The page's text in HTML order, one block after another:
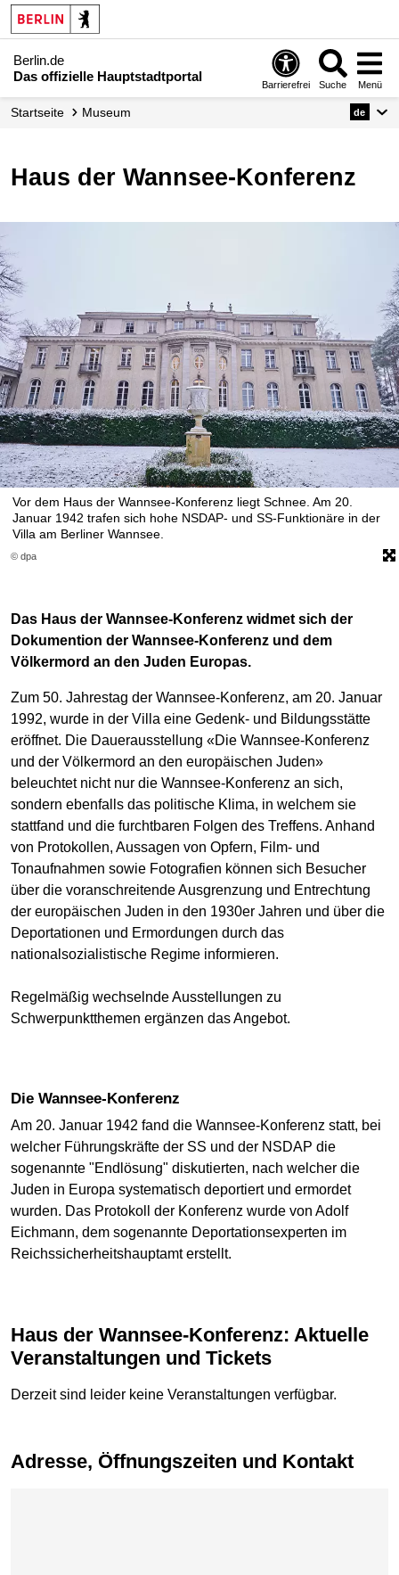
Berlin.de
Das offizielle Hauptstadtportal
Barrierefrei Suche Menü
Startseite Museum de
Haus der Wannsee-Konferenz
© dpa
Vor dem Haus der Wannsee-Konferenz liegt Schnee. Am 20.
Januar 1942 trafen sich hohe NSDAP- und SS-Funktionäre in der
Villa am Berliner Wannsee.
Das Haus der Wannsee-Konferenz widmet sich der
Dokumention der Wannsee-Konferenz und dem
Völkermord an den Juden Europas.
Zum 50. Jahrestag der Wannsee-Konferenz, am 20. Januar
1992, wurde in der Villa eine Gedenk- und Bildungsstätte
eröffnet. Die Dauerausstellung «Die Wannsee-Konferenz
und der Völkermord an den europäischen Juden»
beleuchtet nicht nur die Wannsee-Konferenz an sich,
sondern ebenfalls das politische Klima, in welchem sie
stattfand und die furchtbaren Folgen des Treffens. Anhand
von Protokollen, Aussagen von Opfern, Film- und
Tonaufnahmen sowie Fotografien können sich Besucher
über die voranschreitende Ausgrenzung und Entrechtung
der europäischen Juden in den 1930er Jahren und über die
Deportationen und Ermordungen durch das
nationalsozialistische Regime informieren.
Regelmäßig wechselnde Ausstellungen zu
Schwerpunktthemen ergänzen das Angebot.
Die Wannsee-Konferenz
Am 20. Januar 1942 fand die Wannsee-Konferenz statt, bei
welcher Führungskräfte der SS und der NSDAP die
sogenannte "Endlösung" diskutierten, nach welcher die
Juden in Europa systematisch deportiert und ermordet
wurden. Das Protokoll der Konferenz wurde von Adolf
Eichmann, dem sogenannte Deportationsexperten im
Reichssicherheitshauptamt erstellt.
Haus der Wannsee-Konferenz: Aktuelle
Veranstaltungen und Tickets
Derzeit sind leider keine Veranstaltungen verfügbar.
Adresse, Öffnungszeiten und Kontakt